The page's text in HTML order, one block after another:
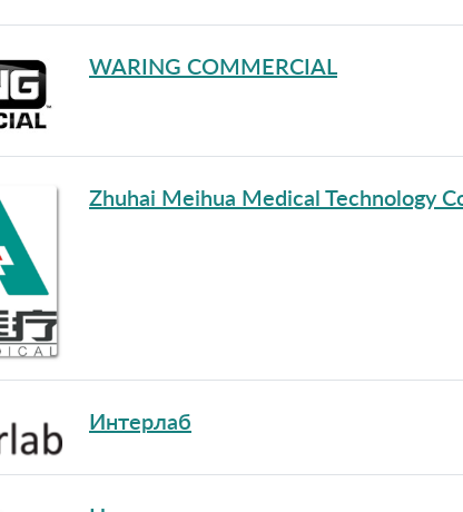
WARING COMMERCIAL
Zhuhai Meihua Medical Technology
Интерлаб